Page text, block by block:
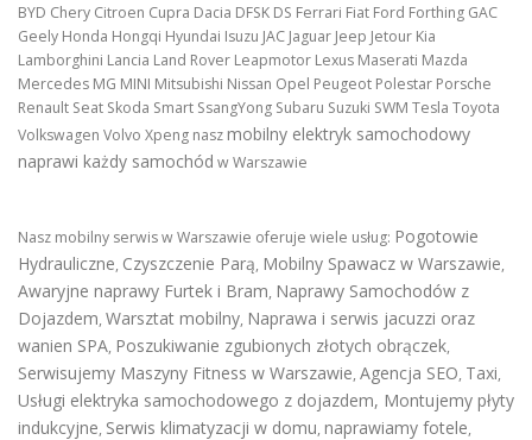
BYD Chery Citroen Cupra Dacia DFSK DS Ferrari Fiat Ford Forthing GAC
Geely Honda Hongqi Hyundai Isuzu JAC Jaguar Jeep Jetour Kia
Lamborghini Lancia Land Rover Leapmotor Lexus Maserati Mazda
Mercedes MG MINI Mitsubishi Nissan Opel Peugeot Polestar Porsche
Renault Seat Skoda Smart SsangYong Subaru Suzuki SWM Tesla Toyota
Volkswagen Volvo Xpeng naszmobilny elektryk samochodowy
naprawi każdy samochód w Warszawie
Nasz mobilny serwis w Warszawie oferuje wiele usług: Pogotowie
Hydrauliczne, Czyszczenie Parą, Mobilny Spawacz w Warszawie,
Awaryjne naprawy Furtek i Bram, Naprawy Samochodów z
Dojazdem, Warsztat mobilny, Naprawa i serwis jacuzzi oraz
wanien SPA, Poszukiwanie zgubionych złotych obrączek,
Serwisujemy Maszyny Fitness w Warszawie, Agencja SEO, Taxi,
Usługi elektryka samochodowego z dojazdem, Montujemy płyty
indukcyjne, Serwis klimatyzacji w domu, naprawiamy fotele,